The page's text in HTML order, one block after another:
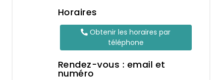
Horaires
Obtenir les horaires par
téléphone
Rendez-vous : email et
numéro